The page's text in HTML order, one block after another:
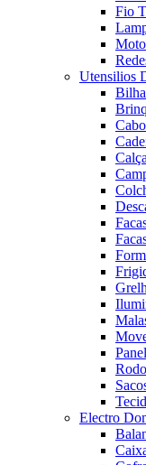
Fio
Utensilios
Electro